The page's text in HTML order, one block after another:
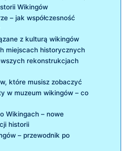
Wikingów
– jak współczesność
z kulturą wikingów
miejscach historycznych
rekonstrukcjach
które musisz zobaczyć
w muzeum wikingów – co
Wikingach – nowe
historii
– przewodnik po